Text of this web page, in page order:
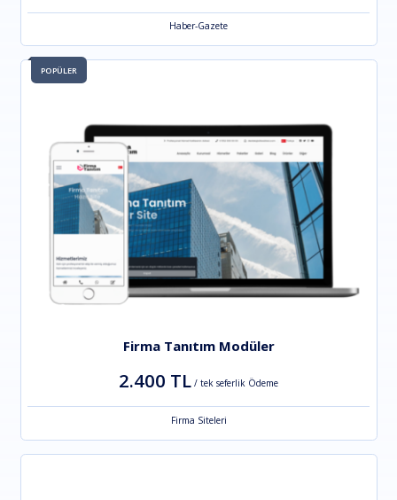
Haber-Gazete
POPÜLER
Firma Tanıtım Modüler
2.400 TL / tek seferlik Ödeme
Firma Siteleri